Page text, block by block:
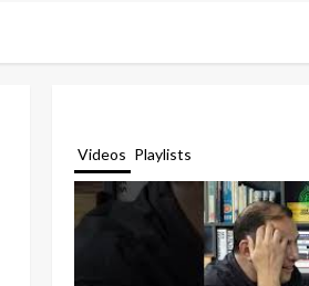
Videos Playlists